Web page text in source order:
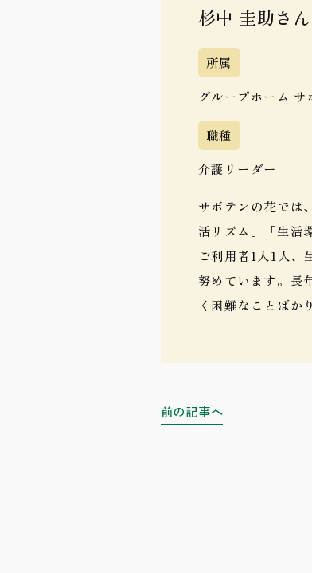
杉中 圭助さん
所属
グループホーム サ
職種
介護リーダー
サボテンの花では
活リズム」「生活
ご利用者1人1人、
努めています。長
く困難なことばか
前の記事へ